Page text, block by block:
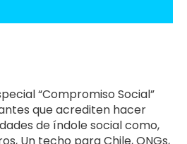
“Compromiso Social”
que acrediten hacer
de índole social como,
Un techo para Chile, ONGs,